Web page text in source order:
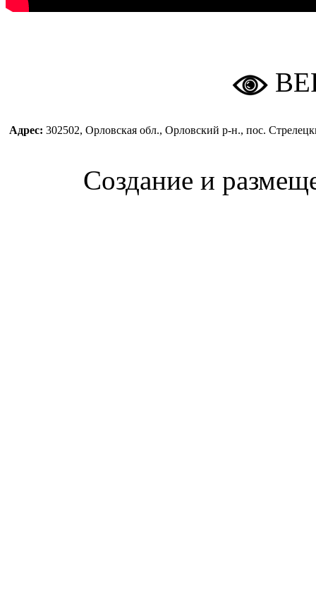
Адрес: 302502, Орловская обл., Орловский р-н., пос.
Создание и